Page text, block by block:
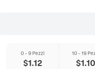
0 - 9 Pezzi
$1.12
10 - 19
$1.10